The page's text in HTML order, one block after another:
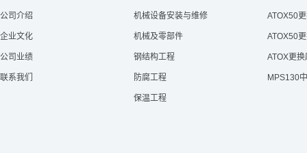
公司介绍
企业文化
公司业绩
联系我们
机械设备安装与维修
机械及零部件
钢结构工程
防腐工程
保温工程
ATOX50
ATOX50
ATOX更换
MPS130